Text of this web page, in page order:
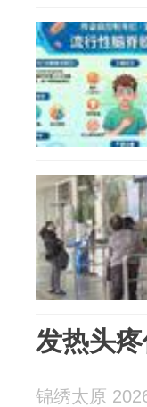
发热头
锦绣太原